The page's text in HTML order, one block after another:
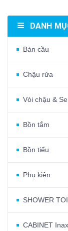
DANH
Bàn cầu
Chậu rửa
Vòi chậu &
Bồn tắm
Bồn tiểu
Phụ kiện
SHOWER
CABINET Inax